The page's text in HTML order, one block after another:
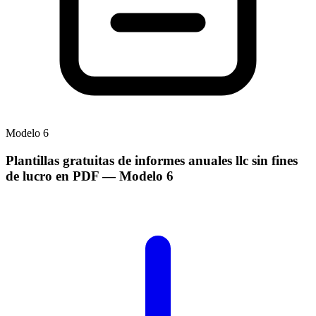
Modelo 6
Plantillas gratuitas de informes anuales llc sin fines
de lucro en PDF— Modelo 6